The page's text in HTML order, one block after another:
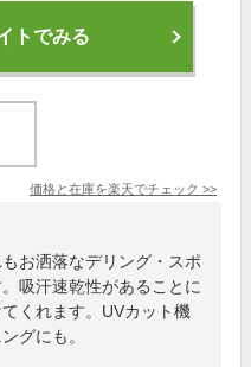
トでみる
価格と在庫を楽天でチェック >>
お洒落なデリング・スポ
吸汗速乾性があることに
くれます。UVカット機
グにも。